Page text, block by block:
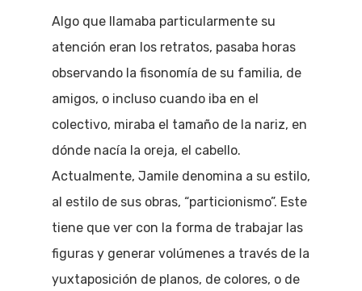
Algo que llamaba particularmente su
atención eran los retratos, pasaba horas
observando la fisonomía de su familia, de
amigos, o incluso cuando iba en el
colectivo, miraba el tamaño de la nariz, en
dónde nacía la oreja, el cabello.
Actualmente, Jamile denomina a su estilo,
al estilo de sus obras, “particionismo”. Este
tiene que ver con la forma de trabajar las
figuras y generar volúmenes a través de la
yuxtaposición de planos, de colores, o de